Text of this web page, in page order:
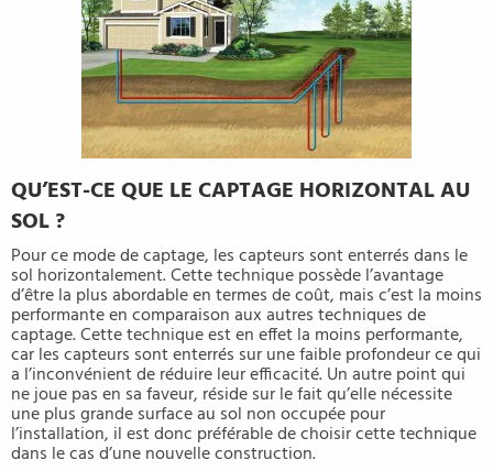
QU’EST-CE QUE LE CAPTAGE HORIZONTAL AU
SOL ?
Pour ce mode de captage, les capteurs sont enterrés dans le
sol horizontalement. Cette technique possède l’avantage
d’être la plus abordable en termes de coût, mais c’est la moins
performante en comparaison aux autres techniques de
captage. Cette technique est en effet la moins performante,
car les capteurs sont enterrés sur une faible profondeur ce qui
a l’inconvénient de réduire leur efficacité. Un autre point qui
ne joue pas en sa faveur, réside sur le fait qu’elle nécessite
une plus grande surface au sol non occupée pour
l’installation, il est donc préférable de choisir cette technique
dans le cas d’une nouvelle construction.